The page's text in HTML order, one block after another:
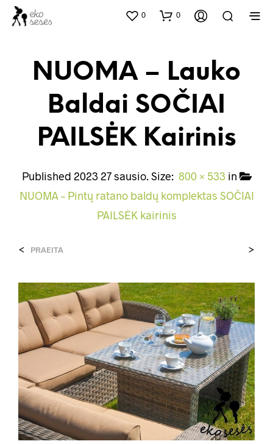
0 0
NUOMA – Lauko
Baldai SOČIAI
PAILSĖK Kairinis
Published 2023 27 sausio. Size: 800 × 533 in
NUOMA – Pintų ratano baldų komplektas SOČIAI
PAILSĖK kairinis
< PRAEITA >